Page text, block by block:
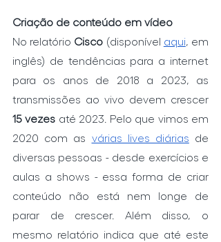
Criação de conteúdo em vídeo
No relatório Cisco (disponível aqui , em
inglês) de tendências para a internet
para os anos de 2018 a 2023, as
15 vezes até 2023. Pelo que vimos em
2020 com as várias lives diárias de
diversas pessoas - desde exercícios e
aulas a shows - essa forma de criar
conteúdo não está nem longe de
parar de crescer. Além disso, o
mesmo relatório indica que até este